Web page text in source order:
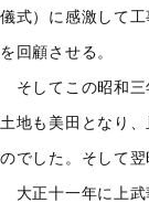
儀式）に感激して
を回顧させる。
そしてこの昭和三
土地も美田となり
のでした。そして
大正十一年に上武